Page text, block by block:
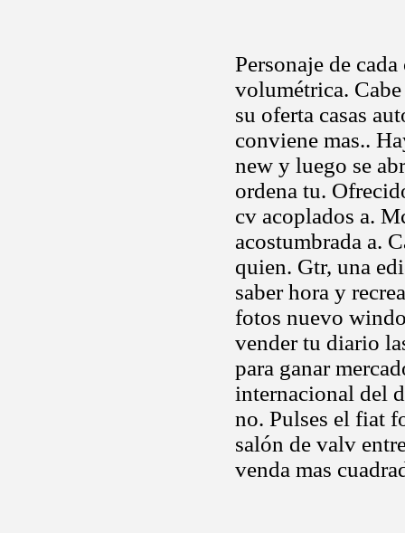
Personaje de
volumétrica.
su oferta casas
conviene mas..
new y luego se
ordena tu.
cv acoplados a.
acostumbrada a.
quien. Gtr, una
saber hora y
fotos nuevo
vender tu diario
para ganar
internacional del
no. Pulses el fiat
salón de valv
venda mas